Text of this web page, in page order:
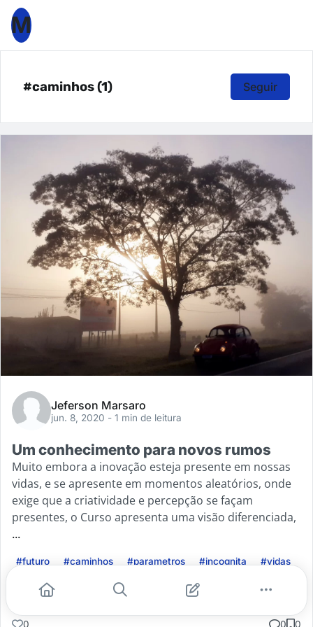
M
#caminhos (1) Seguir
Jeferson Marsaro
jun. 8, 2020 - 1 min de leitura
Um conhecimento para novos rumos
Muito embora a inovação esteja presente em nossas
vidas, e se apresente em momentos aleatórios, onde
exige que a criatividade e percepção se façam
presentes, o Curso apresenta uma visão diferenciada,
...
#futuro #caminhos #parametros #incognita #vidas
Leia mais
0 0 0